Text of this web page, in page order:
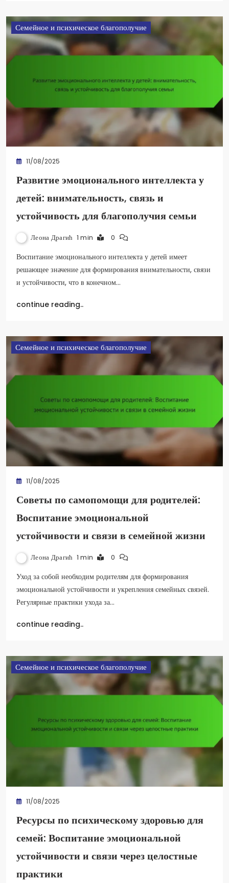
Семейное и психическое благополучие
11/08/2025
Развитие эмоционального интеллекта у
детей: внимательность, связь и
устойчивость для благополучия семьи
Леона Драгић 1 min 0
Воспитание эмоционального интеллекта у детей имеет
решающее значение для формирования внимательности, связи
и устойчивости, что в конечном…
continue reading..
Семейное и психическое благополучие
11/08/2025
Советы по самопомощи для родителей:
Воспитание эмоциональной
устойчивости и связи в семейной жизни
Леона Драгић 1 min 0
Уход за собой необходим родителям для формирования
эмоциональной устойчивости и укрепления семейных связей.
Регулярные практики ухода за…
continue reading..
Семейное и психическое благополучие
11/08/2025
Ресурсы по психическому здоровью для
семей: Воспитание эмоциональной
устойчивости и связи через целостные
практики